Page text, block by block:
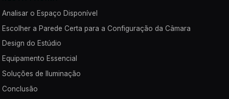
Analisar o Espaço Disponível
Escolher a Parede Certa para a Configuração da Câmara
Design do Estúdio
Equipamento Essencial
Soluções de Iluminação
Conclusão